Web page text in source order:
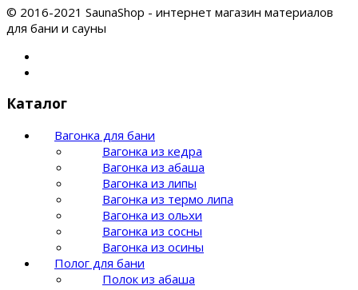
© 2016-2021 SaunaShop - интернет магазин материалов
для бани и сауны
Каталог
Вагонка для бани
Вагонка из кедра
Вагонка из абаша
Вагонка из липы
Вагонка из термо липа
Вагонка из ольхи
Вагонка из сосны
Вагонка из осины
Полог для бани
Полок из абаша